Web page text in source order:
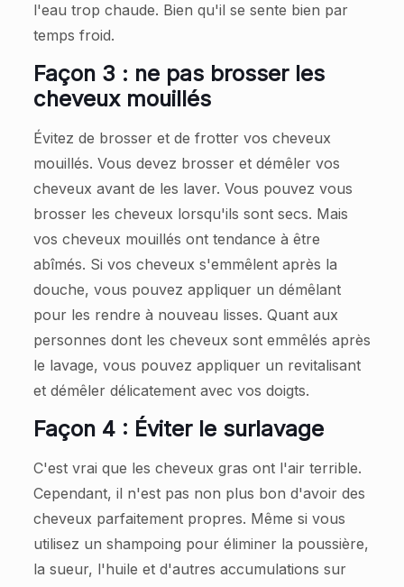
l'eau trop chaude. Bien qu'il se sente bien par
temps froid.
Façon 3 : ne pas brosser les
cheveux mouillés
Évitez de brosser et de frotter vos cheveux
mouillés. Vous devez brosser et démêler vos
cheveux avant de les laver. Vous pouvez vous
brosser les cheveux lorsqu'ils sont secs. Mais
vos cheveux mouillés ont tendance à être
abîmés. Si vos cheveux s'emmêlent après la
douche, vous pouvez appliquer un démêlant
pour les rendre à nouveau lisses. Quant aux
personnes dont les cheveux sont emmêlés après
le lavage, vous pouvez appliquer un revitalisant
et démêler délicatement avec vos doigts.
Façon 4 : Éviter le surlavage
C'est vrai que les cheveux gras ont l'air terrible.
Cependant, il n'est pas non plus bon d'avoir des
cheveux parfaitement propres. Même si vous
utilisez un shampoing pour éliminer la poussière,
la sueur, l'huile et d'autres accumulations sur